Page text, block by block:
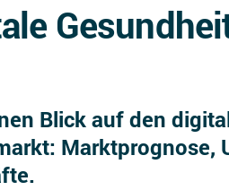
Blick auf den
Marktprognose,